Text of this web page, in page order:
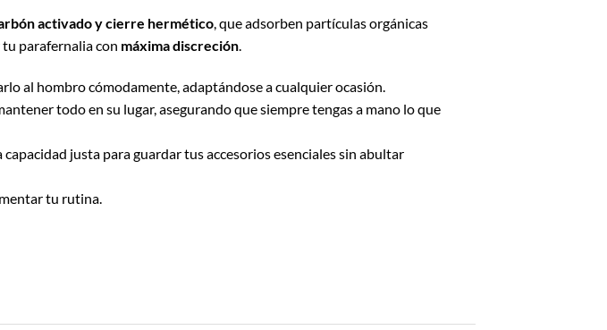
activado y cierre hermético, que adsorben partículas orgánicas
parafernalia con máxima discreción.
al hombro cómodamente, adaptándose a cualquier ocasión.
todo en su lugar, asegurando que siempre tengas a mano lo que
capacidad justa para guardar tus accesorios esenciales sin abultar
tu rutina.